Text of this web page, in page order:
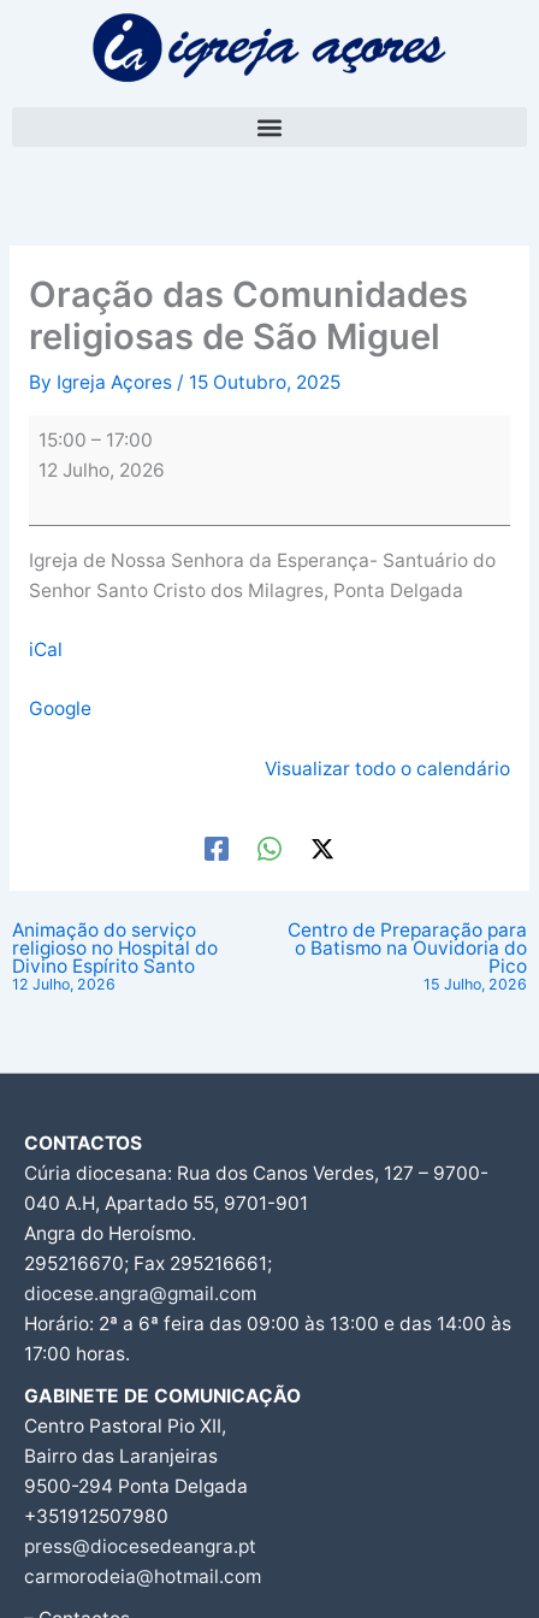
Oração das Comunidades
religiosas de São Miguel
By Igreja Açores / 15 Outubro, 2025
Comunidades
15:00 – 17:00
12 Julho, 2026
Igreja de Nossa Senhora da Esperança- Santuário do
Senhor Santo Cristo dos Milagres, Ponta Delgada
iCal
Google
Visualizar todo o calendário
Animação do serviço
religioso no Hospital do
Divino Espírito Santo
12 Julho, 2026
Centro de Preparação para
o Batismo na Ouvidoria do
Pico
15 Julho, 2026
CONTACTOS
Cúria diocesana: Rua dos Canos Verdes, 127 – 9700-
040 A.H, Apartado 55, 9701-901
Angra do Heroísmo.
295216670; Fax 295216661;
diocese.angra@gmail.com
Horário: 2ª a 6ª feira das 09:00 às 13:00 e das 14:00 às
17:00 horas.
GABINETE DE COMUNICAÇÃO
Centro Pastoral Pio XII,
Bairro das Laranjeiras
9500-294 Ponta Delgada
+351912507980
press@diocesedeangra.pt
carmorodeia@hotmail.com